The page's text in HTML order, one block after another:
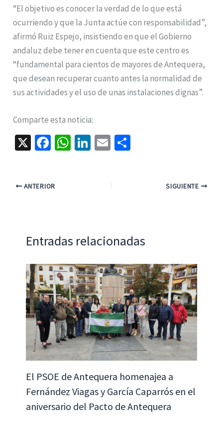
“El objetivo es conocer la verdad de lo que está
ocurriendo y que la Junta actúe con responsabilidad”,
afirmó Ruiz Espejo, insistiendo en que el Gobierno
andaluz debe tener en cuenta que este centro es
“fundamental para cientos de mayores de Antequera,
que desean recuperar cuanto antes la normalidad de
sus actividades y el uso de unas instalaciones dignas”.
Comparte esta noticia:
X
Fa
o
W Li E
l
ANTERIOR SIGUIENTE
Entradas relacionadas
El PSOE de Antequera homenajea a
Fernández Viagas y García Caparrós en el
aniversario del Pacto de Antequera